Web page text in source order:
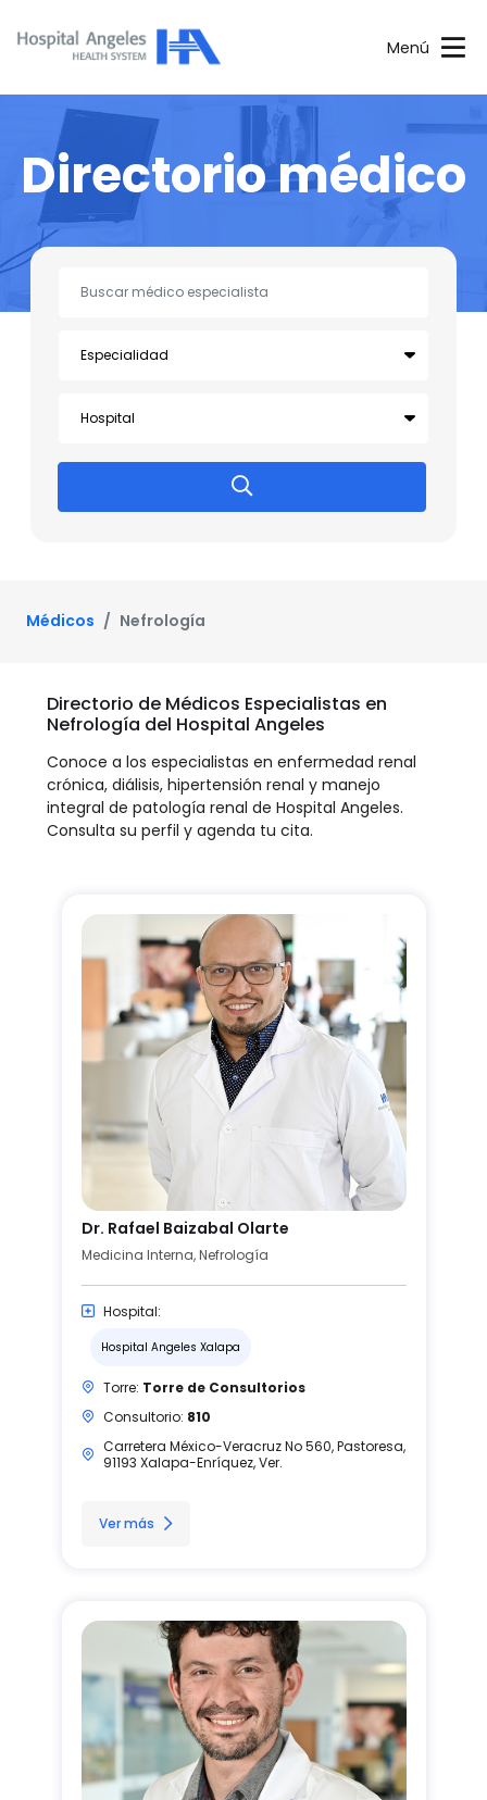
Menú
Directorio médico
Médicos Nefrología
Directorio de Médicos Especialistas en
Nefrología del Hospital Angeles
Conoce a los especialistas en enfermedad renal
crónica, diálisis, hipertensión renal y manejo
integral de patología renal de Hospital Angeles.
Consulta su perfil y agenda tu cita.
Dr. Rafael Baizabal Olarte
Medicina Interna, Nefrología
Hospital:
Hospital Angeles Xalapa
Torre: Torre de Consultorios
Consultorio: 810
Carretera México-Veracruz No 560, Pastoresa,
91193 Xalapa-Enríquez, Ver.
Ver más